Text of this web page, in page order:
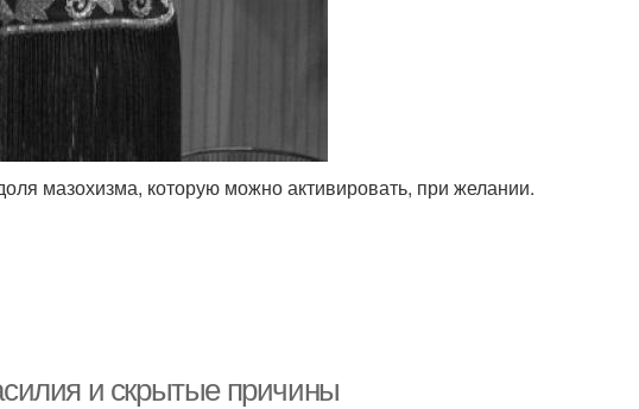
мазохизма, которую можно активировать, при желании.
и скрытые причины